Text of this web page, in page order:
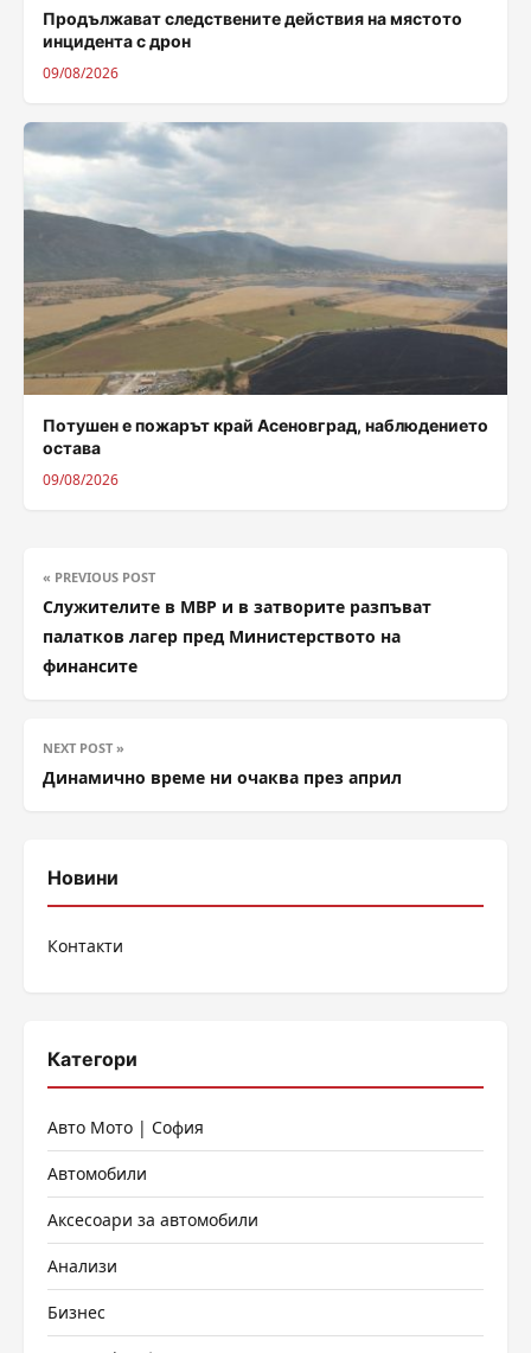
Продължават следствените действия на мястото
инцидента с дрон
09/08/2026
Потушен е пожарът край Асеновград, наблюдението
остава
09/08/2026
« PREVIOUS POST
Служителите в МВР и в затворите разпъват
палатков лагер пред Министерството на
финансите
NEXT POST »
Динамично време ни очаква през април
Новини
Контакти
Категори
Авто Мото | София
Автомобили
Аксесоари за автомобили
Анализи
Бизнес